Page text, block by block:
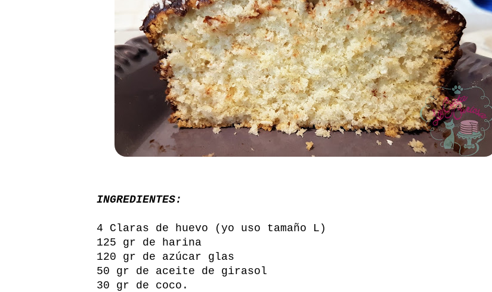
INGREDIENTES:
4 Claras de huevo (yo uso tamaño L)
125 gr de harina
120 gr de azúcar glas
50 gr de aceite de girasol
30 gr de coco.